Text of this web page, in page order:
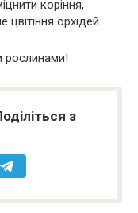
коріння,
цвітіння орхідей.
рослинами!
з